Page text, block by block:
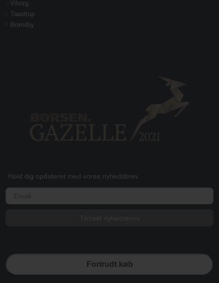
Viborg
Taastrup
Brøndby
Hold dig opdateret med vores nyhedsbrev
E-mail
Fortrudt køb